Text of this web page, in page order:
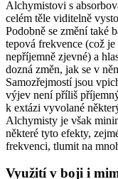
Alchymistovi s
celém těle viditelně
Podobně se změní také
tepová frekvence (což
nepříjemně zjevné) a
dozná změn, jak se v
Samozřejmostí jsou
výjev není příliš
k extázi vyvolané
Alchymisty je však
některé tyto efekty,
frekvenci, tlumit na
Využití v boji i